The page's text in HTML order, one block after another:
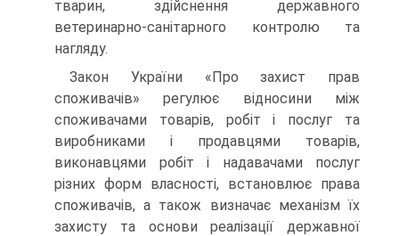
тварин, здійснення державного
ветеринарно-санітарного контролю та
нагляду.
Закон України «Про захист прав
споживачів» регулює відносини між
споживачами товарів, робіт і послуг та
виробниками і продавцями товарів,
виконавцями робіт і надавачами послуг
різних форм власності, встановлює права
споживачів, а також визначає механізм їх
захисту та основи реалізації державної